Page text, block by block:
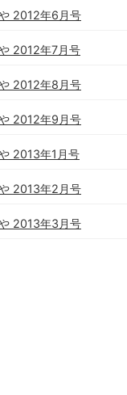
2012年6月号
2012年7月号
2012年8月号
2012年9月号
2013年1月号
2013年2月号
2013年3月号